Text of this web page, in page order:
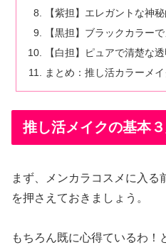
【紫担】エレガントな神
【黒担】ブラックカラー
【白担】ピュアで清楚な
まとめ：推し活カラーメ
推し活メイクの基本
まず、メンカラコスメに入る
を押さえておきましょう。
もちろん既に心得ているわ